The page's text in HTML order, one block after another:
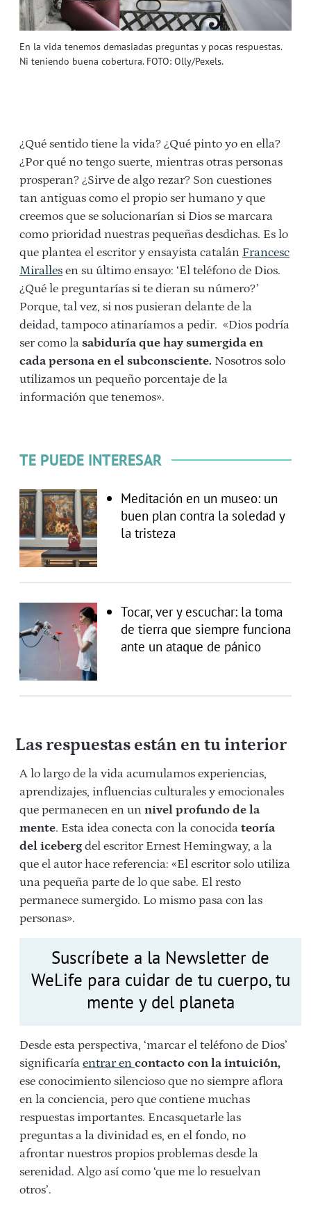
En la vida tenemos demasiadas preguntas y pocas respuestas.
Ni teniendo buena cobertura. FOTO: Olly/Pexels.
¿Qué sentido tiene la vida? ¿Qué pinto yo en ella?
¿Por qué no tengo suerte, mientras otras personas
prosperan? ¿Sirve de algo rezar? Son cuestiones
tan antiguas como el propio ser humano y que
creemos que se solucionarían si Dios se marcara
como prioridad nuestras pequeñas desdichas. Es lo
que plantea el escritor y ensayista catalán Francesc
Miralles en su último ensayo: ‘El teléfono de Dios.
¿Qué le preguntarías si te dieran su número?’
Porque, tal vez, si nos pusieran delante de la
deidad, tampoco atinaríamos a pedir. «Dios podría
ser como la sabiduría que hay sumergida en
cada persona en el subconsciente. Nosotros solo
utilizamos un pequeño porcentaje de la
información que tenemos».
TE PUEDE INTERESAR
Meditación en un museo: un
buen plan contra la soledad y
la tristeza
Tocar, ver y escuchar: la toma
de tierra que siempre funciona
ante un ataque de pánico
Las respuestas están en tu interior
A lo largo de la vida acumulamos experiencias,
aprendizajes, influencias culturales y emocionales
que permanecen en un nivel profundo de la
mente. Esta idea conecta con la conocida teoría
del iceberg del escritor Ernest Hemingway, a la
que el autor hace referencia: «El escritor solo utiliza
una pequeña parte de lo que sabe. El resto
permanece sumergido. Lo mismo pasa con las
personas».
Suscríbete a la Newsletter de
WeLife para cuidar de tu cuerpo, tu
mente y del planeta
Desde esta perspectiva, ‘marcar el teléfono de Dios’
significaría entrar en contacto con la intuición,
ese conocimiento silencioso que no siempre aflora
en la conciencia, pero que contiene muchas
respuestas importantes. Encasquetarle las
preguntas a la divinidad es, en el fondo, no
afrontar nuestros propios problemas desde la
serenidad. Algo así como ‘que me lo resuelvan
otros’.